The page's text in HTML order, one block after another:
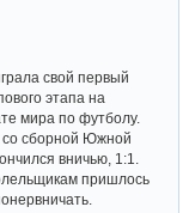
свой первый
этапа на
мира по футболу.
со сборной Южной
вничью, 1:1.
пришлось